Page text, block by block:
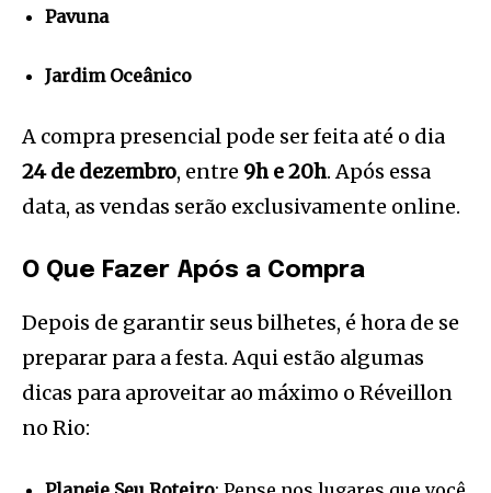
Pavuna
Jardim Oceânico
A compra presencial pode ser feita até o dia
24 de dezembro, entre 9h e 20h. Após essa
data, as vendas serão exclusivamente online.
O Que Fazer Após a Compra
Depois de garantir seus bilhetes, é hora de se
preparar para a festa. Aqui estão algumas
dicas para aproveitar ao máximo o Réveillon
no Rio: